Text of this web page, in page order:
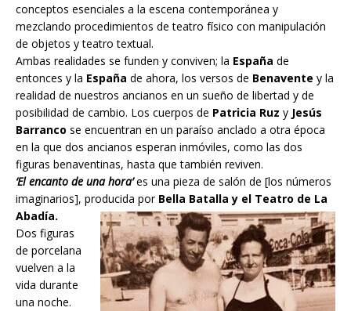
conceptos esenciales a la escena contemporánea y
mezclando procedimientos de teatro físico con manipulación
de objetos y teatro textual.
Ambas realidades se funden y conviven; la España de
entonces y la España de ahora, los versos de Benavente y la
realidad de nuestros ancianos en un sueño de libertad y de
posibilidad de cambio. Los cuerpos de Patricia Ruz y Jesús
Barranco se encuentran en un paraíso anclado a otra época
en la que dos ancianos esperan inmóviles, como las dos
figuras benaventinas, hasta que también reviven.
‘El encanto de una hora’es una pieza de salón de [los números
imaginarios], producida por Bella Batalla y el Teatro de La
Abadía.
Dos figuras
de porcelana
vuelven a la
vida durante
una noche.